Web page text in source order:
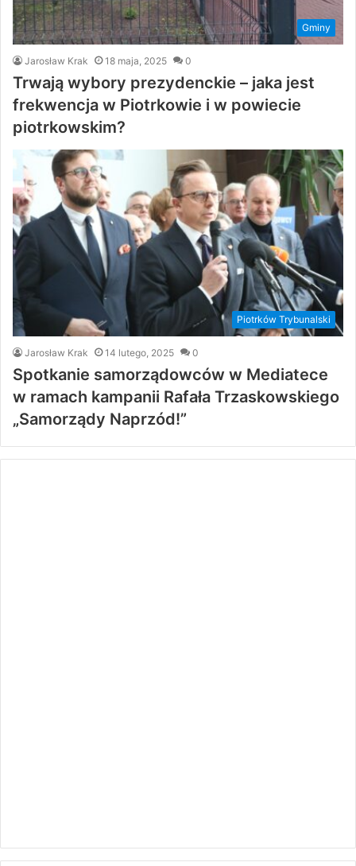
Gminy
Jarosław Krak 18 maja, 2025 0
Trwają wybory prezydenckie – jaka jest
frekwencja w Piotrkowie i w powiecie
piotrkowskim?
Piotrków Trybunalski
Jarosław Krak 14 lutego, 2025 0
Spotkanie samorządowców w Mediatece
w ramach kampanii Rafała Trzaskowskiego
„Samorządy Naprzód!”